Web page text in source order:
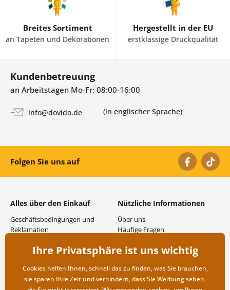
Breites Sortiment
an Tapeten und Dekorationen
Hergestellt in der EU
erstklassige Druckqualität
Kundenbetreuung
an Arbeitstagen Mo-Fr: 08:00-16:00
info@dovido.de (in englischer Sprache)
Folgen Sie uns auf
Alles über den Einkauf
Geschäftsbedingungen und
Reklamation
Versand- und
Rücksendung der Ware
Nützliche Informationen
Über uns
Häufige Fragen
Großhandel und
Ihre Privatsphäre ist uns wichtig
Cookies helfen Ihnen, schnell das zu finden, was Sie brauchen,
sie sparen Ihre Zeit und verhindern, dass Sie Werbung sehen,